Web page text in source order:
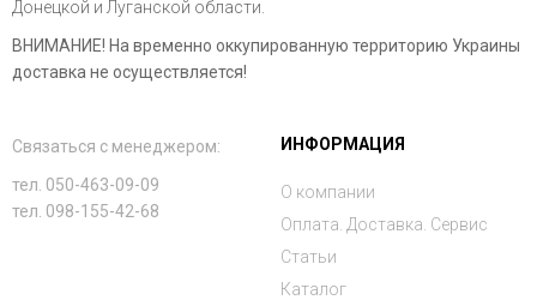
Донецкой и Луганской области.
ВНИМАНИЕ! На временно оккупированную территорию Украины
доставка не осуществляется!
Связаться с менеджером:
тел. 050-463-09-09
тел. 098-155-42-68
ИНФОРМАЦИЯ
О компании
Оплата. Доставка. Сервис
Статьи
Каталог